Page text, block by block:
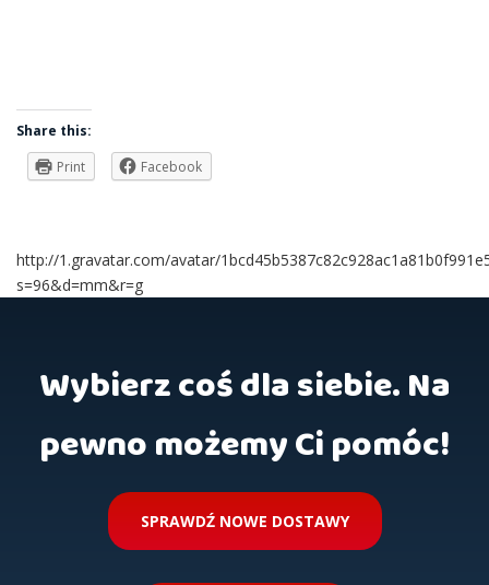
Share this:
Print
Facebook
http://1.gravatar.com/avatar/
s=96&d=mm&r=g
Wybierz coś dla siebie. Na
pewno możemy Ci pomóc!
SPRAWDŹ NOWE DOSTAWY